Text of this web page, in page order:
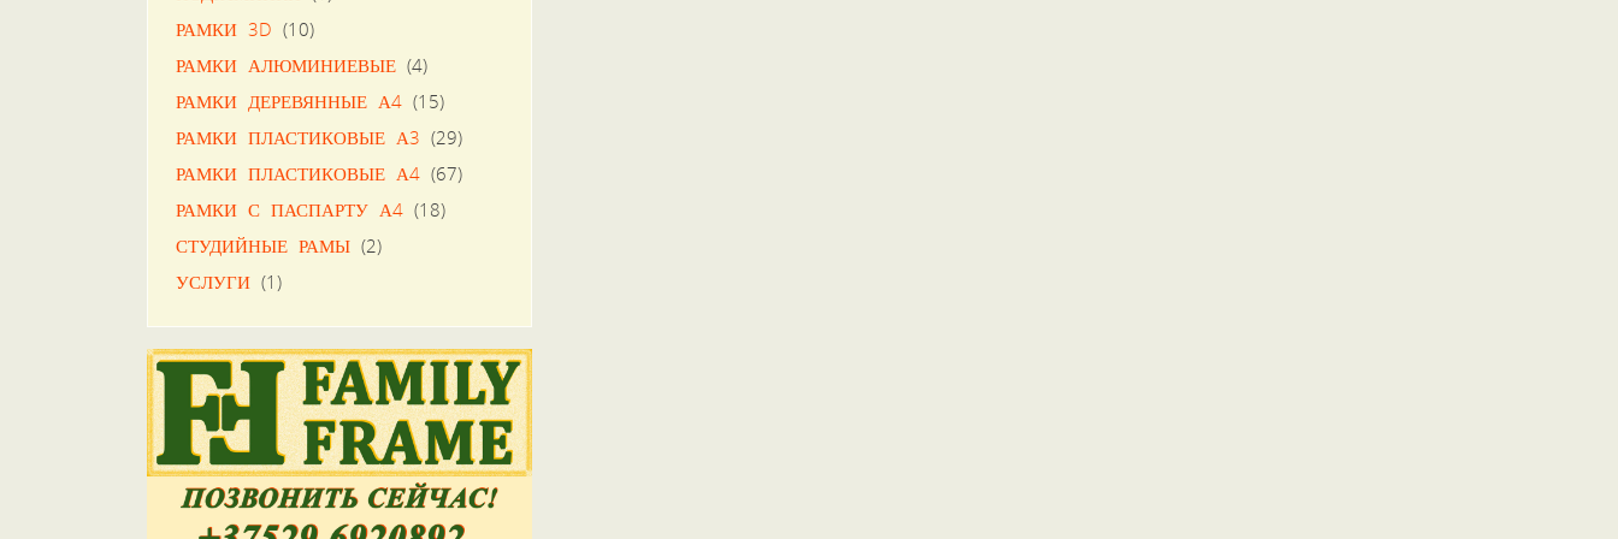
РАМКИ 3D (10)
РАМКИ АЛЮМИНИЕВЫЕ(4)
РАМКИ ДЕРЕВЯННЫЕ А4(15)
РАМКИ ПЛАСТИКОВЫЕ А3 (29)
РАМКИ ПЛАСТИКОВЫЕ А4(67)
РАМКИ С ПАСПАРТУ А4(18)
СТУДИЙНЫЕ РАМЫ(2)
УСЛУГИ(1)